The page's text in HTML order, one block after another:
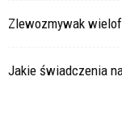
Zlewozmywak
Jakie świadczenia